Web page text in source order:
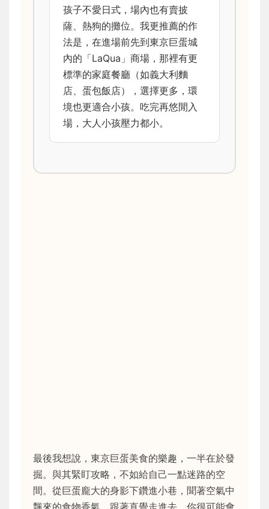
孩子不愛日式，場內也有賣披
薩、熱狗的攤位。我更推薦的作
法是，在進場前先到東京巨蛋城
內的「LaQua」商場，那裡有更
標準的家庭餐廳（如義大利麵
店、蛋包飯店），選擇更多，環
境也更適合小孩。吃完再悠閒入
場，大人小孩壓力都小。
最後我想說，東京巨蛋美食的樂趣，一半在於發
掘。與其緊盯攻略，不如給自己一點迷路的空
間。從巨蛋龐大的身影下鑽進小巷，聞著空氣中
飄來的食物香氣，跟著直覺走進去，你很可能會